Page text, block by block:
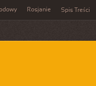
Rosjanie Spis Treści